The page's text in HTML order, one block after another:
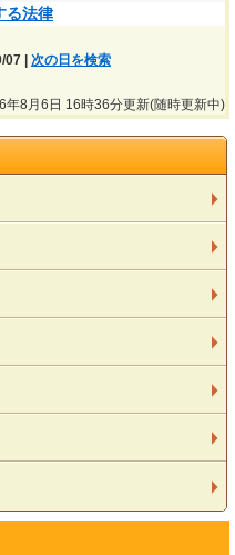
る法律
07 | 次の日を検索
年8月6日 16時36分更新(随時更新中)